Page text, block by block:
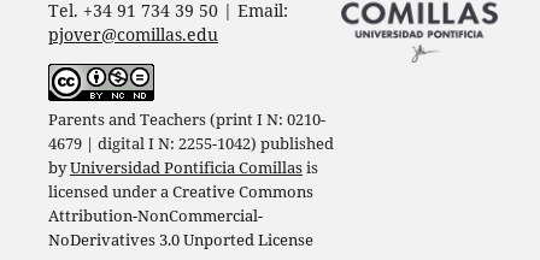
Tel. +34 91 734 39 50 | Email:
pjover@comillas.edu
Parents and Teachers (print I N: 0210-
4679 | digital I N: 2255-1042) published
byUniversidad Pontificia Comillasis
licensed under aCreative Commons
Attribution-NonCommercial-
NoDerivatives 3.0 Unported License